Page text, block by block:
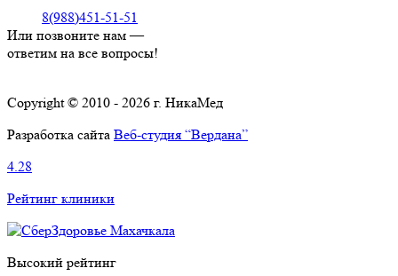
8(988)451-51-51
Или позвоните нам —
ответим на все вопросы!
Copyright © 2010 - 2026 г. НикаМед
Разработка сайта Веб-студия “Вердана”
4.28
Рейтинг клиники
Высокий рейтинг